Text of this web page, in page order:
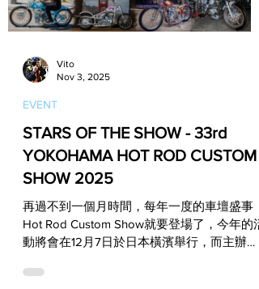
活動已於11月1日正式展開，不過數量有限送完
為止，所以現在就趕快帶著女友、老婆一起到
的小禮物，無論是女友或老婆保證都會笑著讓
你買單！ ●MOONEYES新竹店 新竹市公道五
●MOONEYES台南店 仁德區大同路3段692號
06-2883118 ●MOONEYES高雄店 鳳山區瑞隆
Load video
Nov 3, 2025
EVENT
STARS OF THE SHOW - 33rd
YOKOHAMA HOT ROD CUSTOM
SHOW 2025
Hot Rod Custom Show就要登場了，今年的活